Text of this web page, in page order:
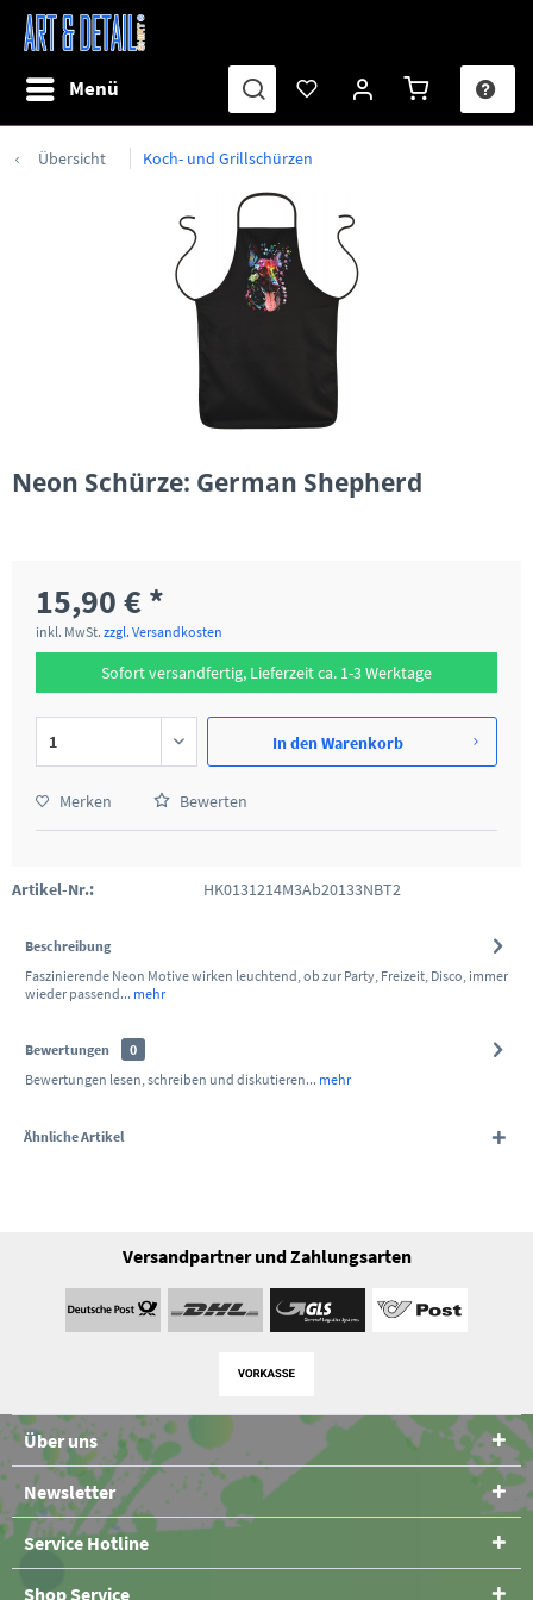
Menü
Übersicht Koch- und Grillschürzen
Neon Schürze: German Shepherd
15,90 € *
inkl. MwSt. zzgl. Versandkosten
Sofort versandfertig, Lieferzeit ca. 1-3 Werktage
In denWarenkorb
Merken Bewerten
Artikel-Nr.: HK0131214M3Ab20133NBT2
Beschreibung
Faszinierende Neon Motive wirken leuchtend, ob zur Party, Freizeit, Disco, immer
wieder passend... mehr
Bewertungen
0
Bewertungen lesen, schreiben und diskutieren... mehr
Ähnliche Artikel
Versandpartner und Zahlungsarten
Über uns
Newsletter
Service Hotline
Shop Service